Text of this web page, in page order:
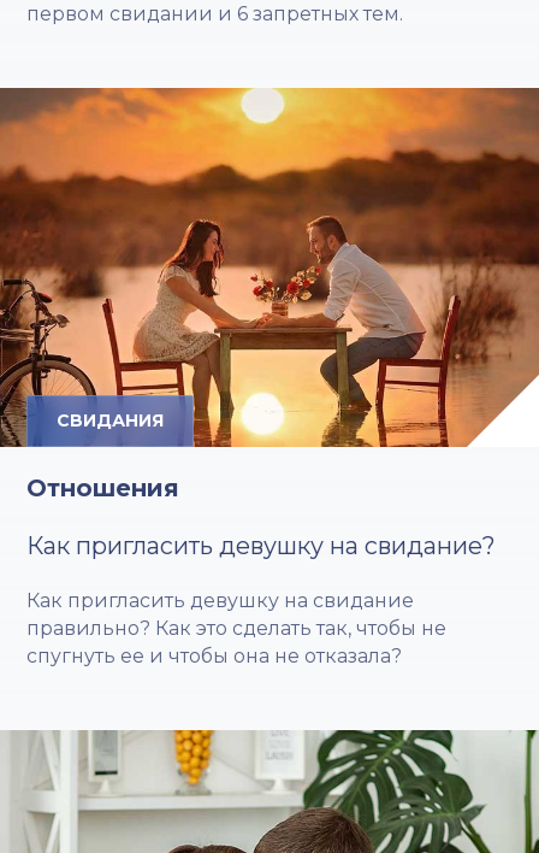
первом свидании и 6 запретных тем.
СВИДАНИЯ
Отношения
Как пригласить девушку на свидание?
Как пригласить девушку на свидание
правильно? Как это сделать так, чтобы не
спугнуть ее и чтобы она не отказала?